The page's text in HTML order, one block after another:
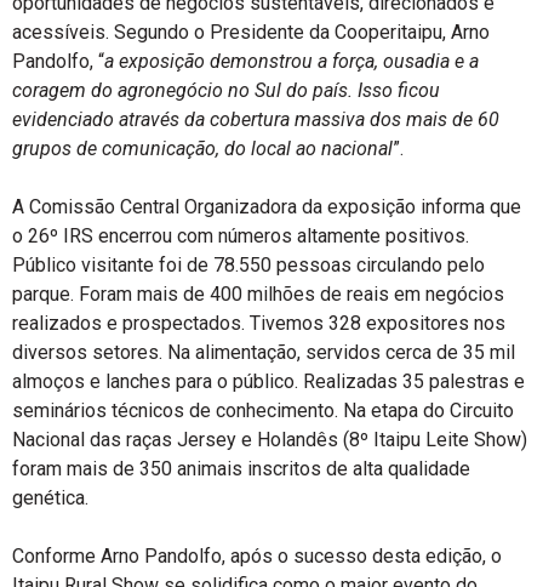
acessíveis. Segundo o Presidente da Cooperitaipu, Arno
Pandolfo, “a exposição demonstrou a força, ousadia e a
coragem do agronegócio no Sul do país. Isso ficou
evidenciado através da cobertura massiva dos mais de 60
grupos de comunicação, do local ao nacional”.
A Comissão Central Organizadora da exposição informa que
o 26º IRS encerrou com números altamente positivos.
Público visitante foi de 78.550 pessoas circulando pelo
parque. Foram mais de 400 milhões de reais em negócios
realizados e prospectados. Tivemos 328 expositores nos
diversos setores. Na alimentação, servidos cerca de 35 mil
almoços e lanches para o público. Realizadas 35 palestras e
seminários técnicos de conhecimento. Na etapa do Circuito
Nacional das raças Jersey e Holandês (8º Itaipu Leite Show)
foram mais de 350 animais inscritos de alta qualidade
genética.
Conforme Arno Pandolfo, após o sucesso desta edição, o